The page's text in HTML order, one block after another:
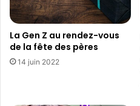
La Gen Z au rendez-vous
de la fête des pères
14 juin 2022